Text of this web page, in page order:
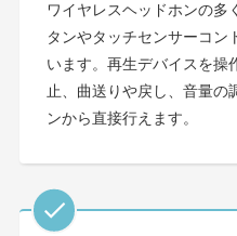
ワイヤレスヘッドホンの多
タンやタッチセンサーコン
います。再生デバイスを操
止、曲送りや戻し、音量の
ンから直接行えます。